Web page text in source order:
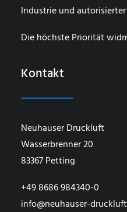
Industrie und
Die höchste Priorität
Kontakt
Neuhauser Druckluft
Wasserbrenner 20
83367 Petting
+49 8686 984340-0
info@neuhauser-